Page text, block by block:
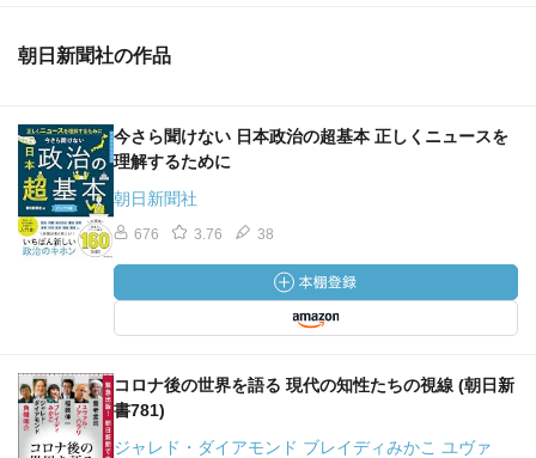
朝日新聞社の作品
今さら聞けない 日本政治の超基本 正しくニュースを
理解するために
朝日新聞社
676 3.76 38
コロナ後の世界を語る 現代の知性たちの視線 (朝日新
書781)
ジャレド・ダイアモンド ブレイディみかこ ユヴァ